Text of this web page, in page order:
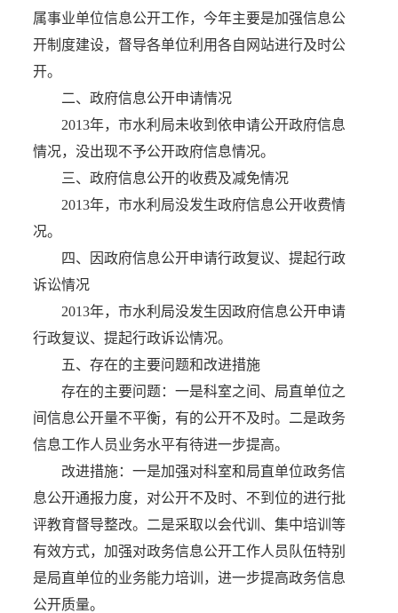
属事业单位信息公开工作，今年主要是加强信息公
开制度建设，督导各单位利用各自网站进行及时公
开。
二、政府信息公开申请情况
2013年，市水利局未收到依申请公开政府信息
情况，没出现不予公开政府信息情况。
三、政府信息公开的收费及减免情况
2013年，市水利局没发生政府信息公开收费情
况。
四、因政府信息公开申请行政复议、提起行政
诉讼情况
2013年，市水利局没发生因政府信息公开申请
行政复议、提起行政诉讼情况。
五、存在的主要问题和改进措施
存在的主要问题：一是科室之间、局直单位之
间信息公开量不平衡，有的公开不及时。二是政务
信息工作人员业务水平有待进一步提高。
改进措施：一是加强对科室和局直单位政务信
息公开通报力度，对公开不及时、不到位的进行批
评教育督导整改。二是采取以会代训、集中培训等
有效方式，加强对政务信息公开工作人员队伍特别
是局直单位的业务能力培训，进一步提高政务信息
公开质量。